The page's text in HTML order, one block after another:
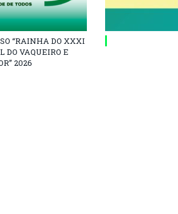
“RAINHA DO XXXI
DO VAQUEIRO E
2026